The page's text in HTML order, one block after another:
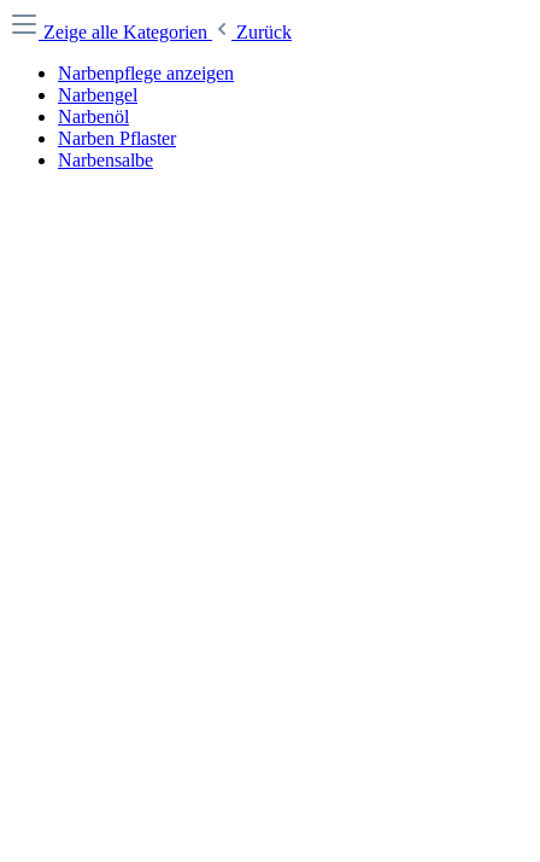
Zeige alle Kategorien
Zurück
Narbenpflege anzeigen
Narbengel
Narbenöl
Narben Pflaster
Narbensalbe